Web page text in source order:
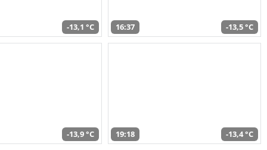
-13,1 °C 16:37 -13,5 °C
-13,9 °C 19:18 -13,4 °C